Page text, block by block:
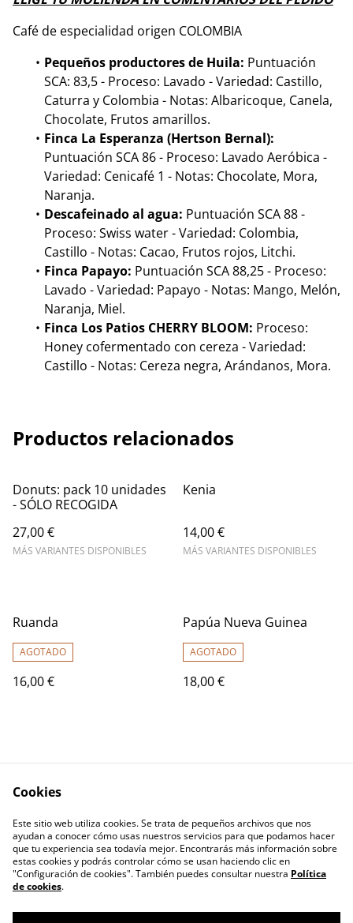
Café de especialidad origen COLOMBIA
Pequeños productores de Huila: Puntuación
SCA: 83,5 - Proceso: Lavado - Variedad: Castillo,
Caturra y Colombia - Notas: Albaricoque, Canela,
Chocolate, Frutos amarillos.
Finca La Esperanza (Hertson Bernal):
Puntuación SCA 86 - Proceso: Lavado Aeróbica -
Variedad: Cenicafé 1 - Notas: Chocolate, Mora,
Naranja.
Descafeinado al agua: Puntuación SCA 88 -
Proceso: Swiss water - Variedad: Colombia,
Castillo - Notas: Cacao, Frutos rojos, Litchi.
Finca Papayo: Puntuación SCA 88,25 - Proceso:
Lavado - Variedad: Papayo - Notas: Mango, Melón,
Naranja, Miel.
Finca Los Patios CHERRY BLOOM: Proceso:
Honey cofermentado con cereza - Variedad:
Castillo - Notas: Cereza negra, Arándanos, Mora.
Productos relacionados
Donuts: pack 10 unidades
- SÓLO RECOGIDA
27,00 €
MÁS VARIANTES DISPONIBLES
Kenia
14,00 €
MÁS VARIANTES DISPONIBLES
Ruanda
AGOTADO
16,00 €
Papúa Nueva Guinea
AGOTADO
18,00 €
Términos legales
Política de Privacidad
Política de cookies
Contacto
Cookies
Este sitio web utiliza cookies. Se trata de pequeños archivos que nos
ayudan a conocer cómo usas nuestros servicios para que podamos hacer
que tu experiencia sea todavía mejor. Encontrarás más información sobre
estas cookies y podrás controlar cómo se usan haciendo clic en
"Configuración de cookies". También puedes consultar nuestra Política
de cookies.